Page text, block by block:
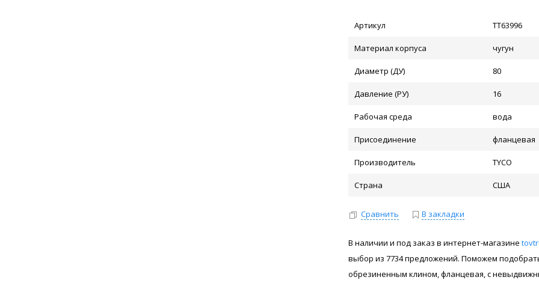
Артикул ТТ63996
Материал корпуса чугун
Диаметр (ДУ) 80
Давление (РУ) 16
Рабочая среда вода
Присоединение фланцевая
Производитель TYCO
Страна США
Сравнить В закладки
В наличии и под заказ в интернет-магазине
выбор из 7734 предложений. Поможем
обрезиненным клином, фланцевая, с